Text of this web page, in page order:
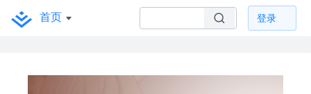
首页 登录